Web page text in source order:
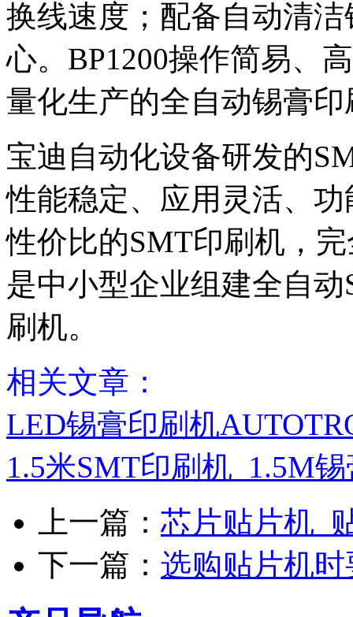
换线速度；配备自动清
心。BP1200操作简易、
量化生产的全自动锡膏印
宝迪自动化设备研发的
性能稳定、应用灵活、
性价比的SMT印刷机，
是中小型企业组建全自
刷机。
相关文章：
LED锡膏印刷机
1.5米SMT印刷机_1.5M
上一篇： 芯片贴片机_
下一篇： 选购贴片机